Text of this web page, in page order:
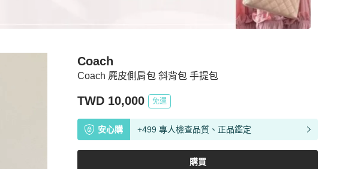
Coach 麂皮側肩包 斜背包 手提包
Coach
TWD 10,000 免運
安心購 +499 專人檢查品質、正品鑑定
購買